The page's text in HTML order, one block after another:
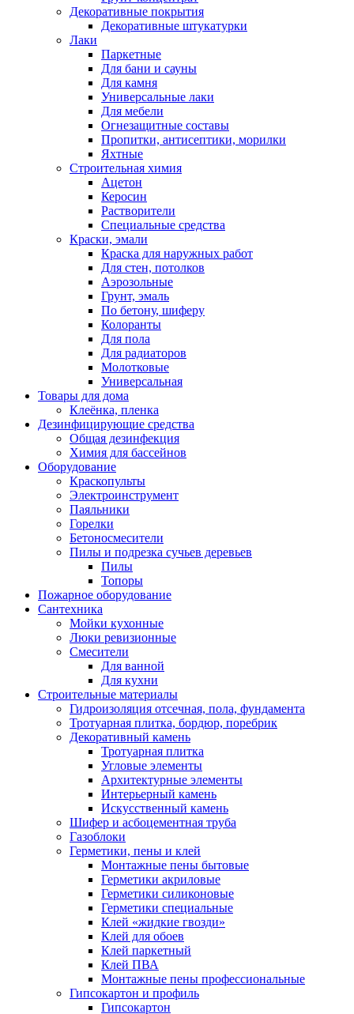
Декоративные покрытия
Декоративные штукатурки
Лаки
Паркетные
Для бани и сауны
Для камня
Универсальные лаки
Для мебели
Огнезащитные составы
Пропитки, антисептики, морилки
Яхтные
Строительная химия
Ацетон
Керосин
Растворители
Специальные средства
Краски, эмали
Краска для наружных работ
Для стен, потолков
Аэрозольные
Грунт, эмаль
По бетону, шиферу
Колоранты
Для пола
Для радиаторов
Молотковые
Универсальная
Товары для дома
Клеёнка, пленка
Дезинфицирующие средства
Общая дезинфекция
Химия для бассейнов
Оборудование
Краскопульты
Электроинструмент
Паяльники
Горелки
Бетоносмесители
Пилы и подрезка сучьев деревьев
Пилы
Топоры
Пожарное оборудование
Сантехника
Мойки кухонные
Люки ревизионные
Смесители
Для ванной
Для кухни
Строительные материалы
Гидроизоляция отсечная, пола, фундамента
Тротуарная плитка, бордюр, поребрик
Декоративный камень
Тротуарная плитка
Угловые элементы
Архитектурные элементы
Интерьерный камень
Искусственный камень
Шифер и асбоцементная труба
Газоблоки
Герметики, пены и клей
Монтажные пены бытовые
Герметики акриловые
Герметики силиконовые
Герметики специальные
Клей «жидкие гвозди»
Клей для обоев
Клей паркетный
Клей ПВА
Монтажные пены профессиональные
Гипсокартон и профиль
Гипсокартон